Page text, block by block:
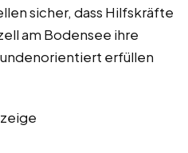
sicher, dass Hilfskräfte
am Bodensee ihre
erfüllen